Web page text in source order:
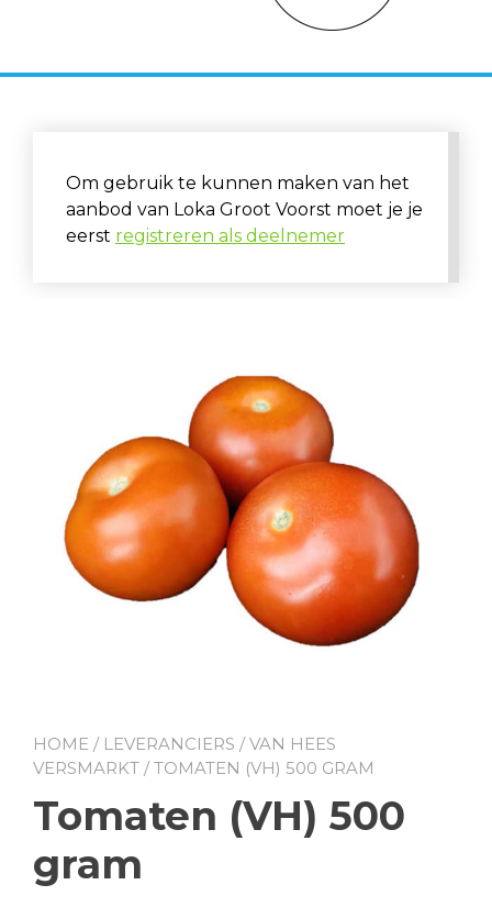
Om gebruik te kunnen maken van het
aanbod van Loka Groot Voorst moet je je
eerst registreren als deelnemer
HOME / LEVERANCIERS /VAN HEES
VERSMARKT / TOMATEN (VH) 500 GRAM
Tomaten (VH) 500
gram